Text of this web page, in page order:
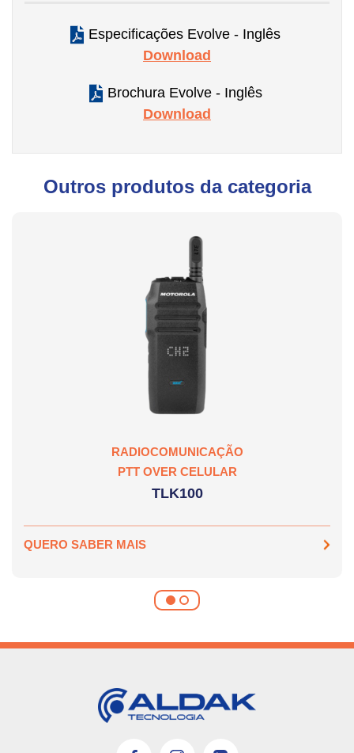
Especificações Evolve - Inglês
Download
Brochura Evolve - Inglês
Download
Outros produtos da categoria
RADIOCOMUNICAÇÃO
PTT OVER CELULAR
TLK100
QUERO SABER MAIS